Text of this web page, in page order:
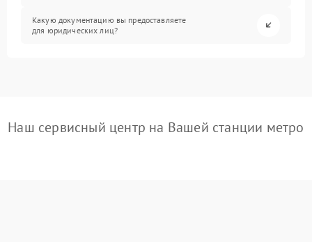
Какую документацию вы предоставляете
для юридических лиц?
Наш сервисный центр на Вашей станции метро